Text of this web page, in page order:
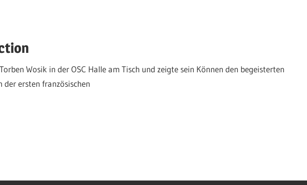
Wosik in der OSC Halle am Tisch und zeigte sein Können den begeisterten
der ersten französischen